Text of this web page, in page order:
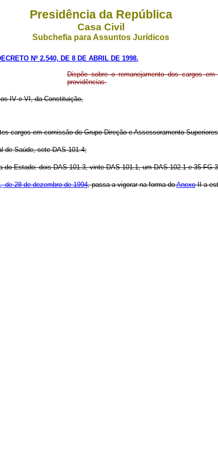
Presidência da República
Casa Civil
Subchefia para Assuntos Jurídicos
Nº 2.540, DE 8 DE ABRIL DE 1998.
Dispõe sobre o remanejamento dos cargos
providências.
IV e VI, da Constituição,
cargos em comissão do Grupo-Direção e Assessoramento
de Saúde, sete DAS 101.4;
Estado: dois DAS 101.3, vinte DAS 101.1, um DAS-102.1 e 35 FG-
de 28 de dezembro de 1994, passa a vigorar na forma doAnexoII a